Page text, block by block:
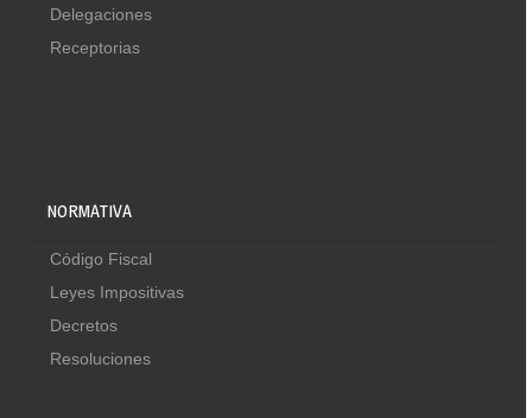
Delegaciones
Receptorias
NORMATIVA
Código Fiscal
Leyes Impositivas
Decretos
Resoluciones